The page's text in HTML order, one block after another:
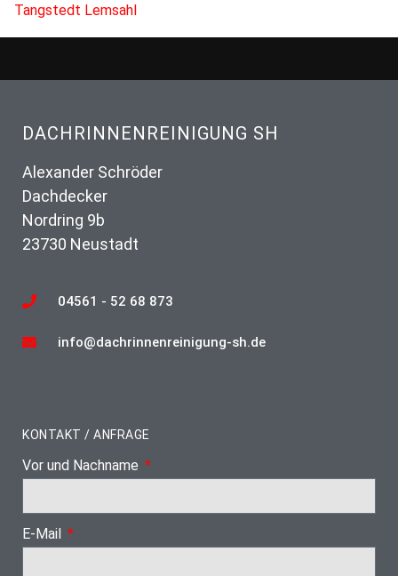
Tangstedt Lemsahl
DACHRINNENREINIGUNG SH
Alexander Schröder
Dachdecker
Nordring 9b
23730 Neustadt
04561 - 52 68 873
info@dachrinnenreinigung-sh.de
KONTAKT / ANFRAGE
Vor und Nachname
E-Mail